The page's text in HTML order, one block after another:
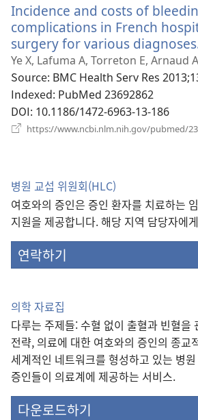
Incidence and costs of
complications in French
surgery for various
Ye X, Lafuma A, Torreton E, Arnaud
Source‎: BMC Health Serv Res
Indexed‎: PubMed 23692862
DOI‎: 10.1186/1472-6963-13-186
https://www.ncbi.nlm.nih.gov/pubmed/
병원 교섭 위원회(HLC)
여호와의 증인은 증인 환자를 치료하는
지원을 제공합니다. 해당 지역 담당자에
연락하기
의학 자료집
다루는 주제들: 수혈 없이 출혈과 빈혈을
전략, 의료에 대한 여호와의 증인의 종교
세계적인 네트워크를 형성하고 있는 병
증인들이 의료계에 제공하는 서비스.
다운로드하기